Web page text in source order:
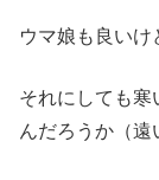
ウマ娘も良い
それにしても寒
んだろうか（